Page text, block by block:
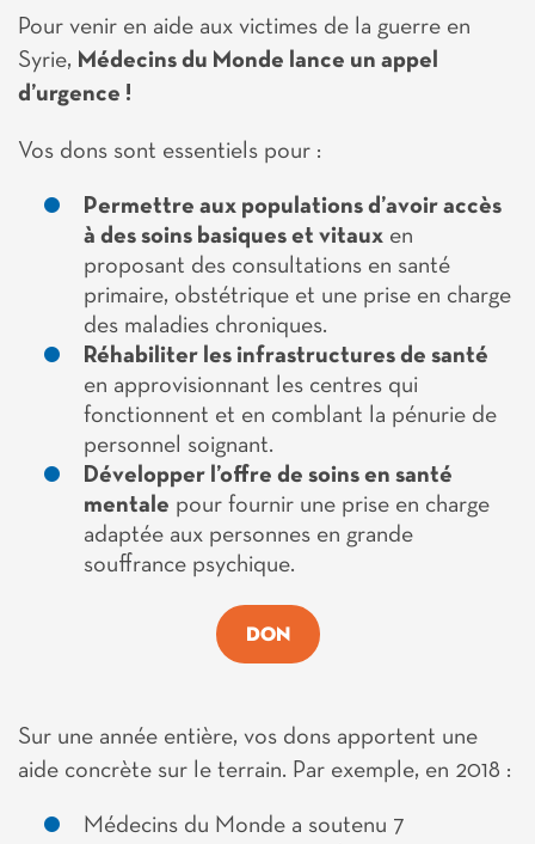
Pour venir en aide aux victimes de la guerre en
Syrie, Médecins du Monde lance un appel
d’urgence !
Vos dons sont essentiels pour :
Permettre aux populations d’avoir accès
à des soins basiques et vitaux en
proposant des consultations en santé
primaire, obstétrique et une prise en charge
des maladies chroniques.
Réhabiliter les infrastructures de santé
en approvisionnant les centres qui
fonctionnent et en comblant la pénurie de
personnel soignant.
Développer l’offre de soins en santé
mentale pour fournir une prise en charge
adaptée aux personnes en grande
souffrance psychique.
DON
Sur une année entière, vos dons apportent une
aide concrète sur le terrain. Par exemple, en 2018 :
Médecins du Monde a soutenu 7